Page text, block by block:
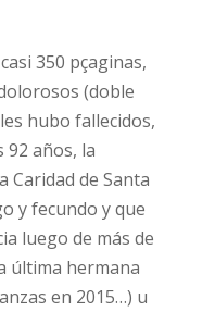
350 pçaginas,
(doble
hubo fallecidos,
92 años, la
Caridad de Santa
y fecundo y que
luego de más de
última hermana
en 2015…) u